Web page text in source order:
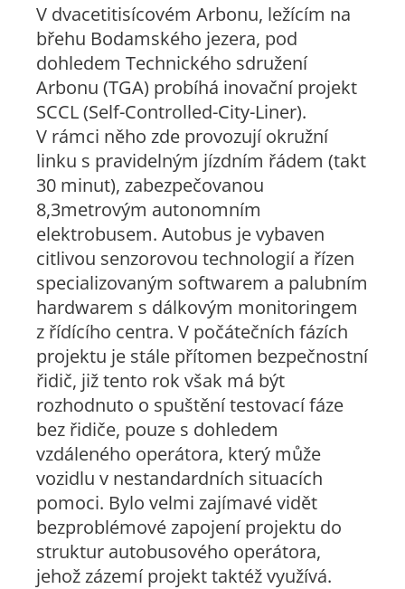
V dvacetitisícovém Arbonu, ležícím na
břehu Bodamského jezera, pod
dohledem Technického sdružení
Arbonu (TGA) probíhá inovační projekt
SCCL (Self-Controlled-City-Liner).
V rámci něho zde provozují okružní
linku s pravidelným jízdním řádem (takt
30 minut), zabezpečovanou
8,3metrovým autonomním
elektrobusem. Autobus je vybaven
citlivou senzorovou technologií a řízen
specializovaným softwarem a palubním
hardwarem s dálkovým monitoringem
z řídícího centra. V počátečních fázích
projektu je stále přítomen bezpečnostní
řidič, již tento rok však má být
rozhodnuto o spuštění testovací fáze
bez řidiče, pouze s dohledem
vzdáleného operátora, který může
vozidlu v nestandardních situacích
pomoci. Bylo velmi zajímavé vidět
bezproblémové zapojení projektu do
struktur autobusového operátora,
jehož zázemí projekt taktéž využívá.